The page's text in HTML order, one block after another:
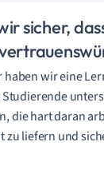
sicher,
haben wir eine
die hart daran
zu liefern und